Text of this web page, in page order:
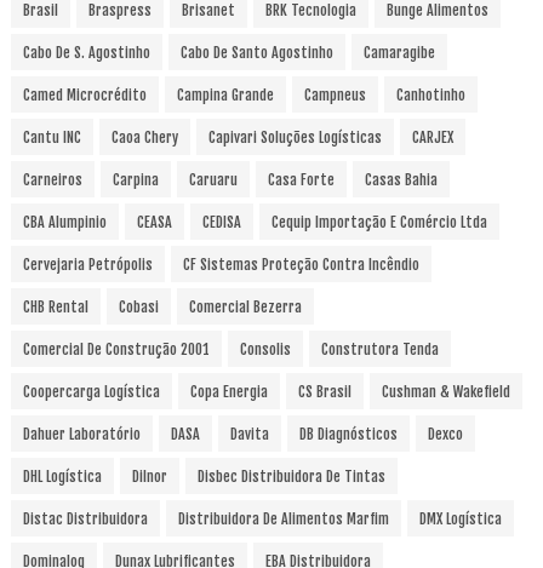
Brasil Braspress Brisanet BRK Tecnologia Bunge Alimentos
Cabo De S. Agostinho Cabo De Santo Agostinho Camaragibe
Camed Microcrédito Campina Grande Campneus Canhotinho
Cantu INC Caoa Chery Capivari Soluções Logísticas CARJEX
Carneiros Carpina Caruaru Casa Forte Casas Bahia
CBA Alumpinio CEASA CEDISA Cequip Importação E Comércio Ltda
Cervejaria Petrópolis CF Sistemas Proteção Contra Incêndio
CHB Rental Cobasi Comercial Bezerra
Comercial De Construção 2001 Consolis Construtora Tenda
Coopercarga Logística Copa Energia CS Brasil Cushman & Wakefield
Dahuer Laboratório DASA Davita DB Diagnósticos Dexco
DHL Logística Dilnor Disbec Distribuidora De Tintas
Distac Distribuidora Distribuidora De Alimentos Marfim DMX Logística
Dominalog Dunax Lubrificantes EBA Distribuidora